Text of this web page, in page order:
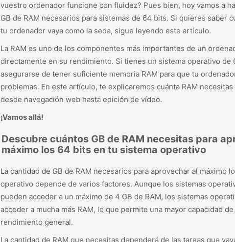
vuestro ordenador funcione con fluidez? Pues bien, hoy vamos a
GB de RAM necesarios para sistemas de 64 bits. Si quieres saber
tu ordenador vaya como la seda, sigue leyendo este artículo.
La RAM es uno de los componentes más importantes de un
directamente en su rendimiento. Si tienes un sistema operativo de
asegurarse de tener suficiente memoria RAM para que tu
problemas. En este artículo, te explicaremos cuánta RAM
desde navegación web hasta edición de vídeo.
¡Vamos allá!
Descubre cuántos GB de RAM necesitas para
máximo los 64 bits en tu sistema operativo
La cantidad de GB de RAM necesarios para aprovechar al máximo
operativo depende de varios factores. Aunque los sistemas
pueden acceder a un máximo de 4 GB de RAM, los sistemas
acceder a mucha más RAM, lo que permite una mayor capacidad
rendimiento general.
La cantidad de RAM que necesitas dependerá de las tareas que